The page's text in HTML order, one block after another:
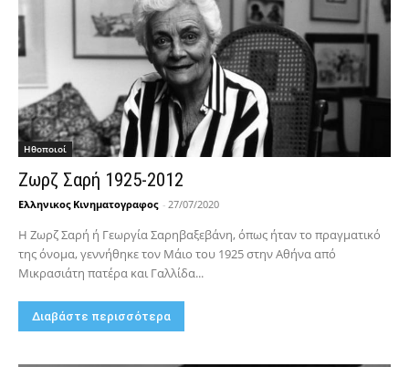
Hθοποιοί
Ζωρζ Σαρή 1925-2012
Ελληνικος Κινηματογραφος - 27/07/2020
Η Ζωρζ Σαρή ή Γεωργία Σαρηβαξεβάνη, όπως ήταν το πραγματικό
της όνομα, γεννήθηκε τον Μάιο του 1925 στην Αθήνα από
Μικρασιάτη πατέρα και Γαλλίδα...
Διαβάστε περισσότερα